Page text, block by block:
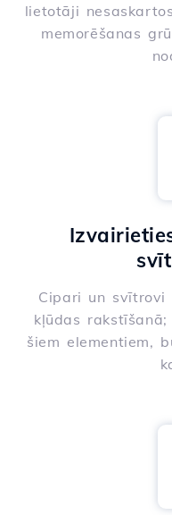
lietotāji
memorēšanas
Cipari un
kļūdas
šiem elementiem,